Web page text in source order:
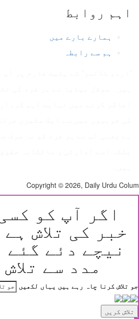
اہم روابط
ہمارے بارے میں
ہم سے رابطہ
Copyright © 2026, Daily Urdu
اگر آپ کو
خبر کی تلاش ہے
نیچے دئے گئے
مدد سے تلاش
تلاش کرنا چاہ رہے ہیں یہاں لکھیں